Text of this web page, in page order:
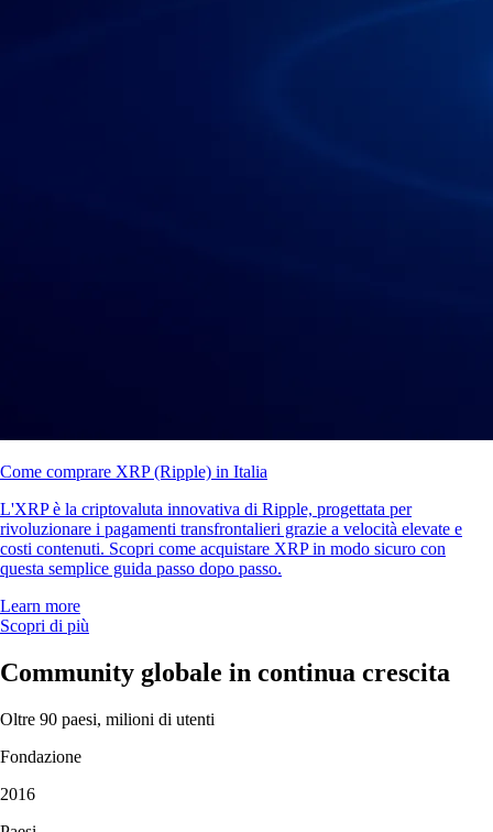
Come comprare XRP (Ripple) in Italia
L'XRP è la criptovaluta innovativa di Ripple, progettata per
rivoluzionare i pagamenti transfrontalieri grazie a velocità elevate e
costi contenuti. Scopri come acquistare XRP in modo sicuro con
questa semplice guida passo dopo passo.
Learn more
Scopri di più
Community globale in continua crescita
Oltre 90 paesi, milioni di utenti
Fondazione
2016